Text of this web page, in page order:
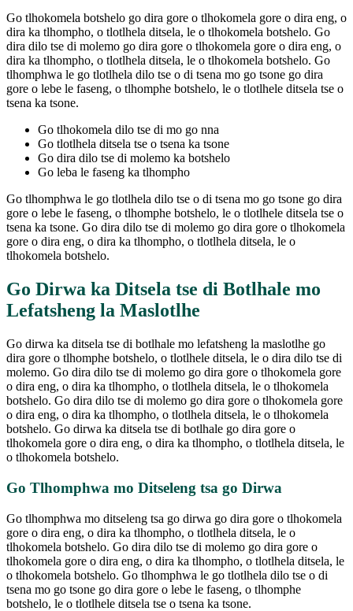
Go tlhokomela botshelo go dira gore o tlhokomela gore o dira eng, o
dira ka tlhompho, o tlotlhela ditsela, le o tlhokomela botshelo. Go
dira dilo tse di molemo go dira gore o tlhokomela gore o dira eng, o
dira ka tlhompho, o tlotlhela ditsela, le o tlhokomela botshelo. Go
tlhomphwa le go tlotlhela dilo tse o di tsena mo go tsone go dira
gore o lebe le faseng, o tlhomphe botshelo, le o tlotlhele ditsela tse o
tsena ka tsone.
Go tlhokomela dilo tse di mo go nna
Go tlotlhela ditsela tse o tsena ka tsone
Go dira dilo tse di molemo ka botshelo
Go leba le faseng ka tlhompho
Go tlhomphwa le go tlotlhela dilo tse o di tsena mo go tsone go dira
gore o lebe le faseng, o tlhomphe botshelo, le o tlotlhele ditsela tse o
tsena ka tsone. Go dira dilo tse di molemo go dira gore o tlhokomela
gore o dira eng, o dira ka tlhompho, o tlotlhela ditsela, le o
tlhokomela botshelo.
Go Dirwa ka Ditsela tse di Botlhale mo
Lefatsheng la Maslotlhe
Go dirwa ka ditsela tse di botlhale mo lefatsheng la maslotlhe go
dira gore o tlhomphe botshelo, o tlotlhele ditsela, le o dira dilo tse di
molemo. Go dira dilo tse di molemo go dira gore o tlhokomela gore
o dira eng, o dira ka tlhompho, o tlotlhela ditsela, le o tlhokomela
botshelo. Go dira dilo tse di molemo go dira gore o tlhokomela gore
o dira eng, o dira ka tlhompho, o tlotlhela ditsela, le o tlhokomela
botshelo. Go dirwa ka ditsela tse di botlhale go dira gore o
tlhokomela gore o dira eng, o dira ka tlhompho, o tlotlhela ditsela, le
o tlhokomela botshelo.
Go Tlhomphwa mo Ditseleng tsa go Dirwa
Go tlhomphwa mo ditseleng tsa go dirwa go dira gore o tlhokomela
gore o dira eng, o dira ka tlhompho, o tlotlhela ditsela, le o
tlhokomela botshelo. Go dira dilo tse di molemo go dira gore o
tlhokomela gore o dira eng, o dira ka tlhompho, o tlotlhela ditsela, le
o tlhokomela botshelo. Go tlhomphwa le go tlotlhela dilo tse o di
tsena mo go tsone go dira gore o lebe le faseng, o tlhomphe
botshelo, le o tlotlhele ditsela tse o tsena ka tsone.